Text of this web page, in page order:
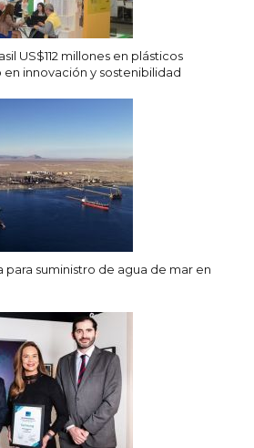
US$112 millones en plásticos
innovación y sostenibilidad
para suministro de agua de mar en